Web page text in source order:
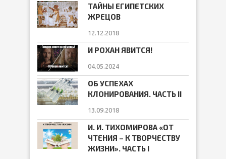
ТАЙНЫ ЕГИПЕТСКИХ
ЖРЕЦОВ
12.12.2018
И РОХАН ЯВИТСЯ!
04.05.2024
ОБ УСПЕХАХ
КЛОНИРОВАНИЯ. ЧАСТЬ II
13.09.2018
И. И. ТИХОМИРОВА «ОТ
ЧТЕНИЯ – К ТВОРЧЕСТВУ
ЖИЗНИ». ЧАСТЬ I